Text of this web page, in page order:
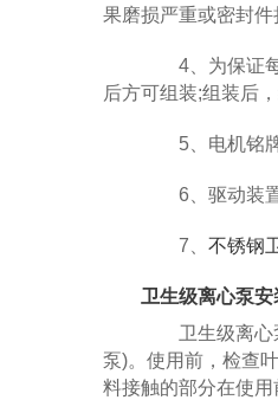
果磨损严重或密封件
4、为保证每
后方可组装;组装后
5、电机铭牌
6、驱动装置
7、 不锈钢
卫生级离心泵安
卫生级离心泵
泵)。使用前，检查
料接触的部分在使用